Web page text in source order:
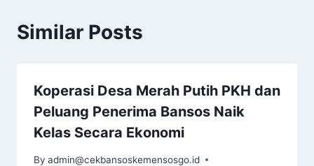
Similar Posts
Koperasi Desa Merah Putih PKH dan
Peluang Penerima Bansos Naik
Kelas Secara Ekonomi
By admin@cekbansoskemensosgo.id